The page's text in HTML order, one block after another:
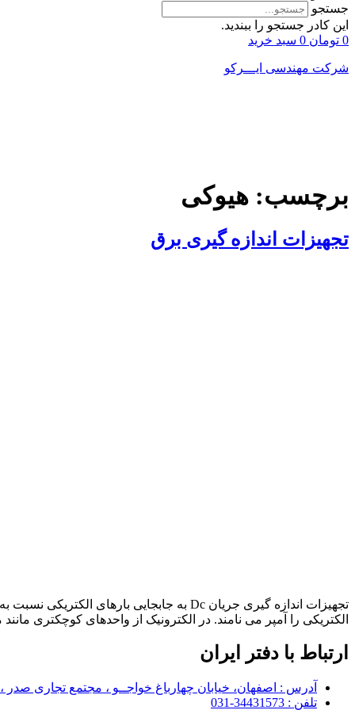
جستجو
این کادر جستجو را ببندید.
0 تومان 0 سبد خرید
شرکت مهندسی ایـــرکو
برچسب: هیوکی
تجهیزات اندازه گیری برق
الکتریکی را آمپر می نامند. در الکترونیک از واحدهای کوچکتری
ارتباط با دفتر ایران
آدرس : اصفهان، خیابان چهارباغ خواجــو ، مجتمع تجاری صدر
تلفن : 34431573-031